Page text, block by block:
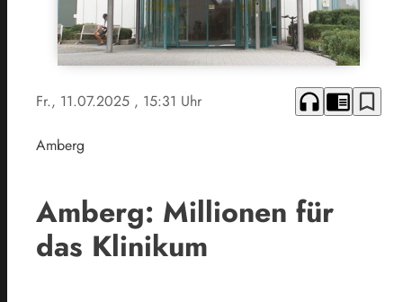
Fr., 11.07.2025 , 15:31 Uhr headphones chrome_reader_mode bookmark_border
Amberg
Amberg: Millionen für
das Klinikum